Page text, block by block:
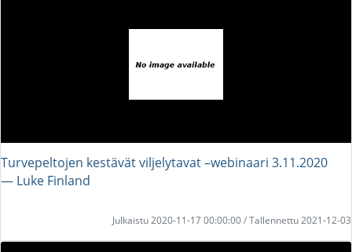
Turvepeltojen kestävät viljelytavat –webinaari 3.11.2020
― Luke Finland
Julkaistu 2020-11-17 00:00:00 / Tallennettu 2021-12-03